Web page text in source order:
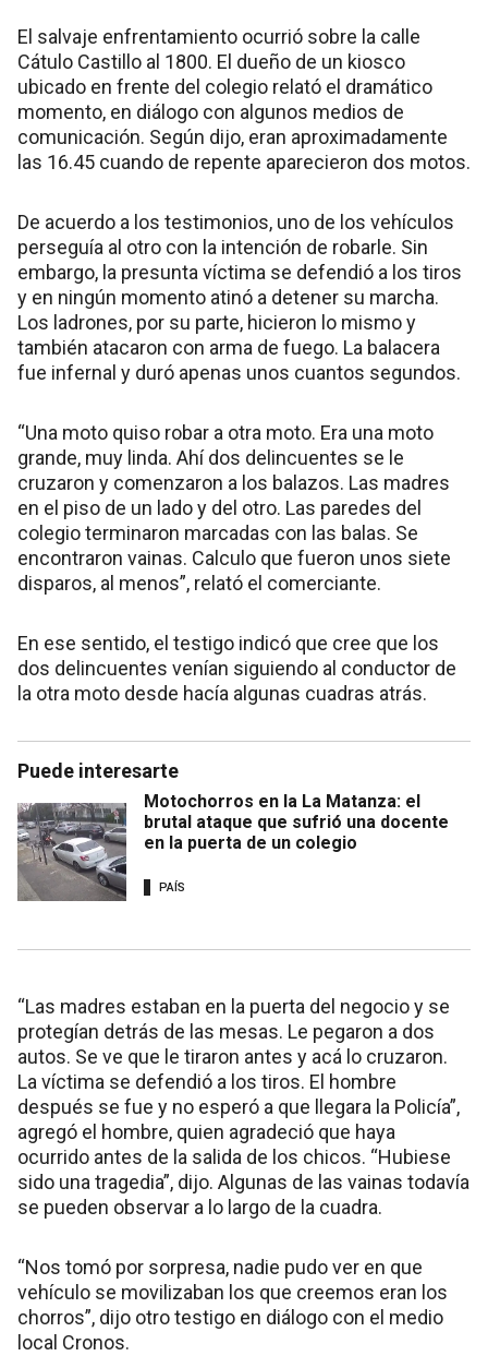
El salvaje enfrentamiento ocurrió sobre la calle
Cátulo Castillo al 1800. El dueño de un kiosco
ubicado en frente del colegio relató el dramático
momento, en diálogo con algunos medios de
comunicación. Según dijo, eran aproximadamente
las 16.45 cuando de repente aparecieron dos motos.
De acuerdo a los testimonios, uno de los vehículos
perseguía al otro con la intención de robarle. Sin
embargo, la presunta víctima se defendió a los tiros
y en ningún momento atinó a detener su marcha.
Los ladrones, por su parte, hicieron lo mismo y
también atacaron con arma de fuego. La balacera
fue infernal y duró apenas unos cuantos segundos.
“Una moto quiso robar a otra moto. Era una moto
grande, muy linda. Ahí dos delincuentes se le
cruzaron y comenzaron a los balazos. Las madres
en el piso de un lado y del otro. Las paredes del
colegio terminaron marcadas con las balas. Se
encontraron vainas. Calculo que fueron unos siete
disparos, al menos”, relató el comerciante.
En ese sentido, el testigo indicó que cree que los
dos delincuentes venían siguiendo al conductor de
la otra moto desde hacía algunas cuadras atrás.
Puede interesarte
Motochorros en la La Matanza: el
brutal ataque que sufrió una docente
en la puerta de un colegio
PAÍS
“Las madres estaban en la puerta del negocio y se
protegían detrás de las mesas. Le pegaron a dos
autos. Se ve que le tiraron antes y acá lo cruzaron.
La víctima se defendió a los tiros. El hombre
después se fue y no esperó a que llegara la Policía”,
agregó el hombre, quien agradeció que haya
ocurrido antes de la salida de los chicos. “Hubiese
sido una tragedia”, dijo. Algunas de las vainas todavía
se pueden observar a lo largo de la cuadra.
“Nos tomó por sorpresa, nadie pudo ver en que
vehículo se movilizaban los que creemos eran los
chorros”, dijo otro testigo en diálogo con el medio
local Cronos.